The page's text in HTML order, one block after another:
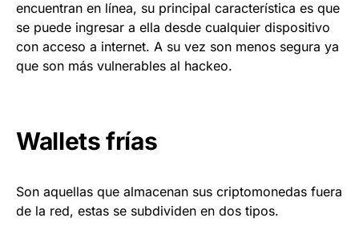
encuentran en línea, su principal característica es que
se puede ingresar a ella desde cualquier dispositivo
con acceso a internet. A su vez son menos segura ya
que son más vulnerables al hackeo.
Wallets frías
Son aquellas que almacenan sus criptomonedas fuera
de la red, estas se subdividen en dos tipos.